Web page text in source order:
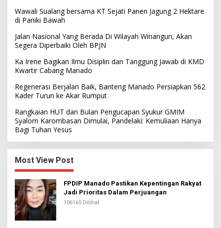
Wawali Sualang bersama KT Sejati Panen Jagung 2 Hektare
di Paniki Bawah
Jalan Nasional Yang Berada Di Wilayah Winangun, Akan
Segera Diperbaiki Oleh BPJN
Ka Irene Bagikan Ilmu Disiplin dan Tanggung Jawab di KMD
Kwartir Cabang Manado
Regenerasi Berjalan Baik, Banteng Manado Persiapkan 562
Kader Turun ke Akar Rumput
Rangkaian HUT dan Bulan Pengucapan Syukur GMIM
Syalom Karombasan Dimulai, Pandelaki: Kemuliaan Hanya
Bagi Tuhan Yesus
Most View Post
FPDIP Manado Pastikan Kepentingan Rakyat
Jadi Prioritas Dalam Perjuangan
106165 Dilihat